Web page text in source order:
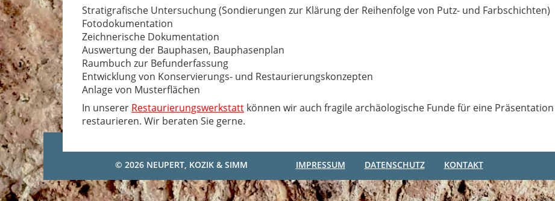
Stratigrafische Untersuchung (Sondierungen zur Klärung der Reihenfolge von Putz- und Farbschichten)
Fotodokumentation
Zeichnerische Dokumentation
Auswertung der Bauphasen, Bauphasenplan
Raumbuch zur Befunderfassung
Entwicklung von Konservierungs- und Restaurierungskonzepten
Anlage von Musterflächen
In unserer Restaurierungswerkstatt können wir auch fragile archäologische Funde für eine Präsentation
restaurieren. Wir beraten Sie gerne.
© 2026 NEUPERT, KOZIK & SIMM IMPRESSUM DATENSCHUTZ KONTAKT